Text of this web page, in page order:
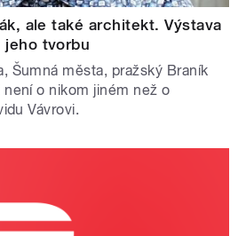
ale také architekt. Výstava
jeho tvorbu
Šumná města, pražský Braník
o nikom jiném než o
Vávrovi.